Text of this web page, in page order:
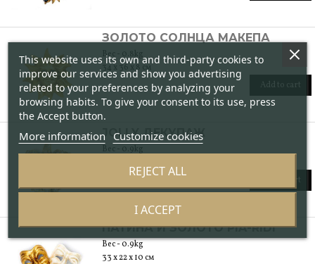
ЗОЛОТО СОЛНЦА МАКЕПА
Вес - 0.8kg
34 x 36 x 8 см
Add to cart
JOLLY ДЕКУПАЖ
Add to cart
ПАТИНА И ЗОЛОТО PIA-RIDI
Вес - 0.9kg
33 x 22 x 10 см
This website uses its own and third-party cookies to
improve our services and show you advertising
related to your preferences by analyzing your
browsing habits. To give your consent to its use, press
the Accept button.
More information Customize cookies
REJECT ALL
I ACCEPT